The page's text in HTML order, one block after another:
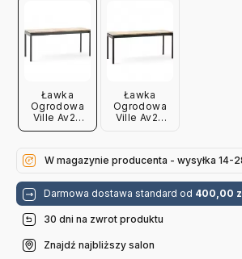
Ławka
Ogrodowa
Ville Av27
Brązowo-
Andtradition
Ławka
Ogrodowa
Ville Av27
W magazynie producenta - wysyłka 14-
Darmowa dostawa standard od 400,00
30 dni na zwrot produktu
Znajdź najbliższy salon